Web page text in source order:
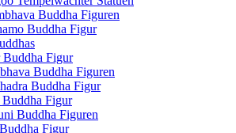
Buddha Figuren
Buddha Figur
Buddha Figur
Buddha Figuren
Buddha Figur
Buddha Figur
Buddha Figuren
Figur